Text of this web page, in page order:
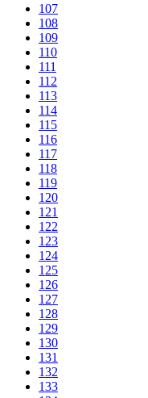
107
108
109
110
111
112
113
114
115
116
117
118
119
120
121
122
123
124
125
126
127
128
129
130
131
132
133